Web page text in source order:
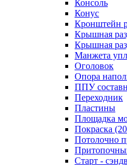
Консоль
Конус
Кронштейн
Крышная
Крышная
Манжета
Оголовок
Опора
ППУ
Переходник
Пластины
Площадка
Покраска
Потолочно
Старт -